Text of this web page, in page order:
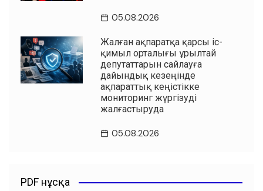
05.08.2026
Жалған ақпаратқа қарсы іс-
қимыл орталығы Құрылтай
депутаттарын сайлауға
дайындық кезеңінде
ақпараттық кеңістікке
мониторинг жүргізуді
жалғастыруда
05.08.2026
PDF нұсқа